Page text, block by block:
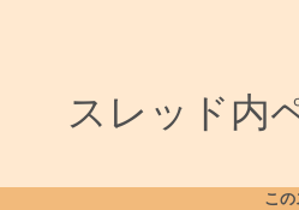
スレッド内
こ